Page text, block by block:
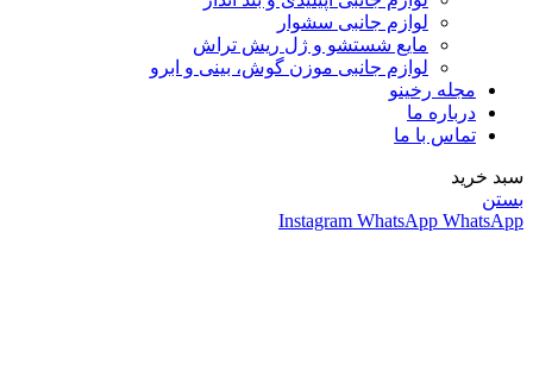
لوازم جانبی سشوار
مایع شستشو و ژل ریش تراش
لوازم جانبی موزن گوش، بینی و ابرو
مجله رخینو
درباره ما
تماس با ما
سبد خرید
بستن
Instagram WhatsApp WhatsApp